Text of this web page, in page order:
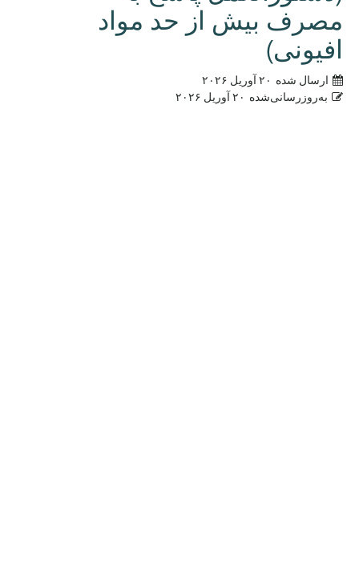
مصرف بیش از حد مواد
افیونی)
ارسال شده ۲۰ آوریل ۲۰۲۶
به‌روزرسانی‌شده ۲۰ آوریل ۲۰۲۶